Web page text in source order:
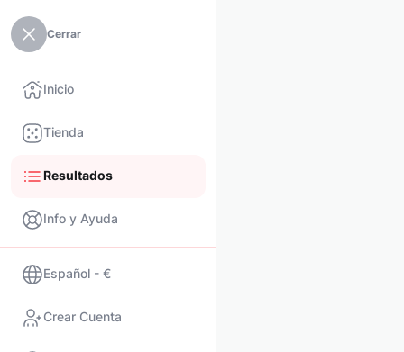
Cerrar
Inicio
Tienda
Resultados
Info y Ayuda
Español - €
Crear Cuenta